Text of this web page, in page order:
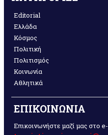
Editorial
Ελλάδα
Κόσμος
Πολιτική
Πολιτισμός
Κοινωνία
Αθλητικά
ΕΠΙΚΟΙΝΩΝΙΑ
Επικοινωνήστε μαζί μας στο